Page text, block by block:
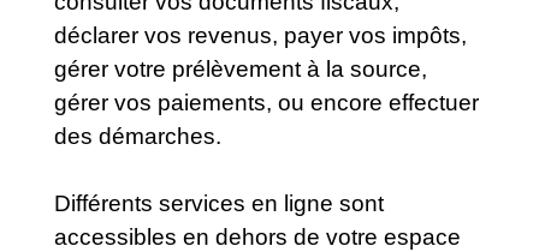
déclarer vos revenus, payer vos impôts,
gérer votre prélèvement à la source,
gérer vos paiements, ou encore effectuer
des démarches.
Différents services en ligne sont
accessibles en dehors de votre espace